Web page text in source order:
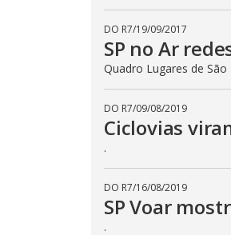
DO R7/19/09/2017
SP no Ar
Quadro Lugares de
DO R7/09/08/2019
Ciclovias
.
DO R7/16/08/2019
SP Voar
.